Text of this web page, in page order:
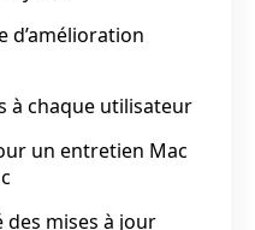
d’amélioration
à chaque utilisateur
un entretien Mac
mises à jour